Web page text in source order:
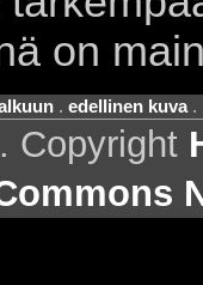
on
. edellinen kuva.
. Copyright